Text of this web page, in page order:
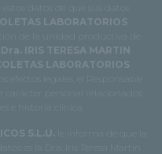
datos de que sus datos
LABORATORIOS
de la unidad productiva de
Dra. IRIS TERESA MARTIN
LABORATORIOS
efectos legales, el Responsable
personal relacionados
e historia clínica.
S.L.U.
le informa de que la
es la Dra. Iris Teresa Martín